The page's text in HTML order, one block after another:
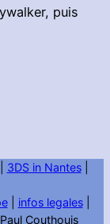
puis
3DS in Nantes|
| infos legales|
Couthouis